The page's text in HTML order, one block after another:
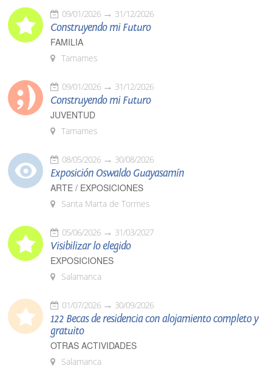
09/01/2026 31/12/2026
Construyendo mi Futuro
FAMILIA
Tamames
09/01/2026 31/12/2026
Construyendo mi Futuro
JUVENTUD
Tamames
08/05/2026 30/08/2026
Exposición Oswaldo Guayasamín
ARTE / EXPOSICIONES
Santa Marta de Tormes
05/06/2026 31/03/2027
Visibilizar lo elegido
EXPOSICIONES
Salamanca
01/07/2026 30/09/2026
122 Becas de residencia con alojamiento completo y
gratuito
OTRAS ACTIVIDADES
Salamanca